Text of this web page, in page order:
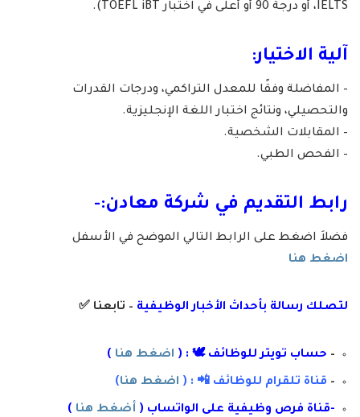
IELTS، أو درجة 90 أو أعلى في اختبار TOEFL iBT).
آلية الاختيار:
– المفاضلة وفقًا للمعدل التراكمي، ودرجات القدرات
والتحصيلي، ونتائج اختبار اللغة الإنجليزية.
– المقابلات الشخصية.
– الفحص الطبي.
رابط التقديم في شركة معادن:-
فضلاَ اضغط على الرابط التالي الموضح في الأسفل
اضغط هنا
لتصلك رسالة بأحداث الأخبار الوظيفية – تابعنا ✅
– حساب تويتر للوظائف 🕊 : ( اضغط هنا )
– قناة تلقرام للوظائف 📲 : ( اضغط هنا)
-قناة فرص وظيفية على الواتساب ( أضغط هنا )